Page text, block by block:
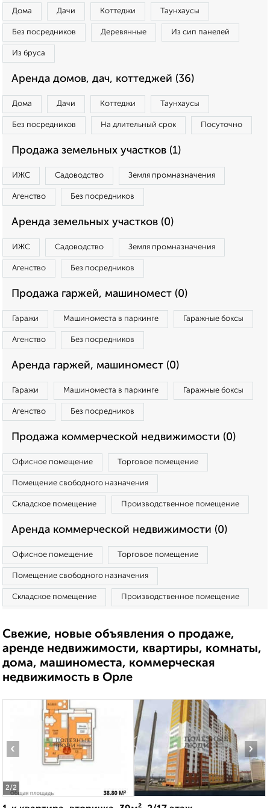
Дома Дачи Коттеджи Таунхаусы
Без посредников Деревянные Из сип панелей
Из бруса
Аренда домов, дач, коттеджей (36)
Дома Дачи Коттеджи Таунхаусы
Без посредников На длительный срок Посуточно
Продажа земельных участков (1)
ИЖС Садоводство Земля промназначения
Агенство Без посредников
Аренда земельных участков (0)
ИЖС Садоводство Земля промназначения
Агенство Без посредников
Продажа гаржей, машиномест (0)
Гаражи Машиноместа в паркинге Гаражные боксы
Агенство Без посредников
Аренда гаржей, машиномест (0)
Гаражи Машиноместа в паркинге Гаражные боксы
Агенство Без посредников
Продажа коммерческой недвижимости (0)
Офисное помещение Торговое помещение
Помещение свободного назначения
Складское помещение Производственное помещение
Аренда коммерческой недвижимости (0)
Офисное помещение Торговое помещение
Помещение свободного назначения
Складское помещение Производственное помещение
Свежие, новые объявления о продаже,
аренде недвижимости, квартиры, комнаты,
дома, машиноместа, коммерческая
недвижимость в Орле
2/2
‹ ›